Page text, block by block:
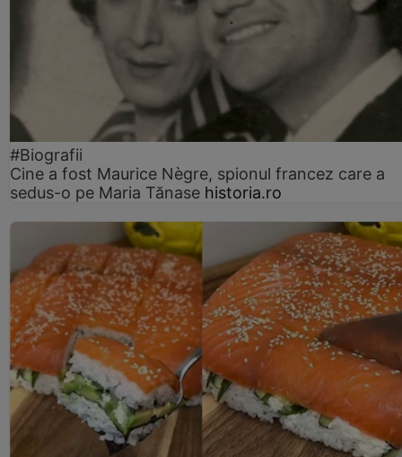
#Biografii
Cine a fost Maurice Nègre, spionul francez care a
sedus-o pe Maria Tănase historia.ro